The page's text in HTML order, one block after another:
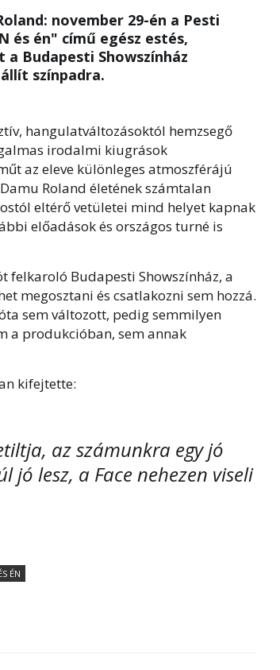
november 29-én a Pesti
és én" című egész estés,
Budapesti Showszínház
színpadra.
hangulatváltozásoktól hemzsegő
irodalmi kiugrások
az eleve különleges atmoszférájú
Roland életének számtalan
eltérő vetületei mind helyet kapnak
előadások és országos turné is
felkaroló Budapesti Showszínház, a
megosztani és csatlakozni sem hozzá.
sem változott, pedig semmilyen
a produkcióban, sem annak
kifejtette:
az számunkra egy jó
jó lesz, a Face nehezen viseli
ÉN